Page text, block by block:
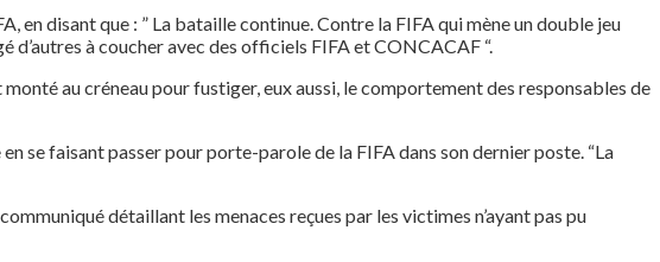
en disant que : ” La bataille continue. Contre la FIFA qui mène un double jeu
à coucher avec des officiels FIFA et CONCACAF “.
au créneau pour fustiger, eux aussi, le comportement des responsables de
se faisant passer pour porte-parole de la FIFA dans son dernier poste. “La
détaillant les menaces reçues par les victimes n’ayant pas pu